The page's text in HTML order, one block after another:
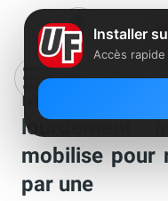
Incendies en
lourdement
mobilise pour
par une
Installer
Accès